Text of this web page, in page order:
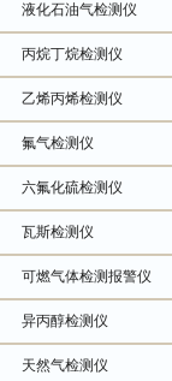
液化石油气检测仪
丙烷丁烷检测仪
乙烯丙烯检测仪
氟气检测仪
六氟化硫检测仪
瓦斯检测仪
可燃气体检测报警仪
异丙醇检测仪
天然气检测仪